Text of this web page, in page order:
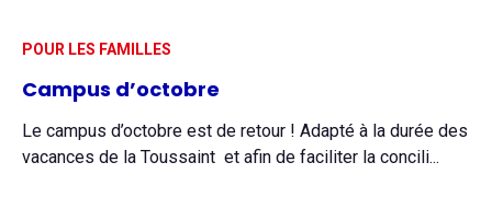
POUR LES FAMILLES
Campus d’octobre
Le campus d’octobre est de retour ! Adapté à la durée des
vacances de la Toussaint et afin de faciliter la concili...